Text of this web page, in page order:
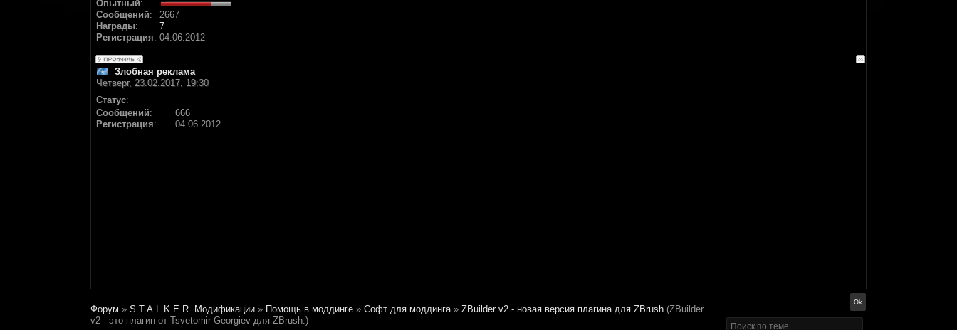
Опытный:
Сообщений:
2667
Награды:
7
Регистрация: 04.06.2012
Злобная реклама
Четверг, 23.02.2017, 19:30
Статус:
Сообщений:
666
Регистрация: 04.06.2012
Форум » S.T.A.L.K.E.R. Модификации » Помощь в моддинге » Софт для моддинга » ZBuilder v2 - новая версия плагина для ZBrush (ZBuilder
v2 - это плагин от Tsvetomir Georgiev для ZBrush.)